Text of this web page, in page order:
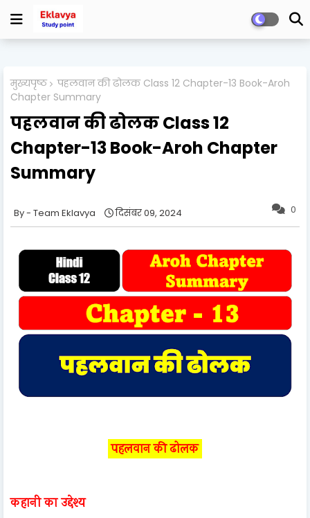
मुख्यपृष्ठ
पहलवान की ढोलक Class 12 Chapter-13 Book-Aroh
Chapter Summary
पहलवान की ढोलक Class 12
Chapter-13 Book-Aroh Chapter
Summary
0
Team Eklavya दिसंबर 09, 2024
पहलवान की ढोलक
कहानी का उद्देश्य